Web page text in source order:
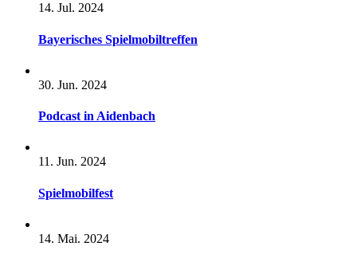
14. Jul. 2024
Bayerisches Spielmobiltreffen
30. Jun. 2024
Podcast in Aidenbach
11. Jun. 2024
Spielmobilfest
14. Mai. 2024